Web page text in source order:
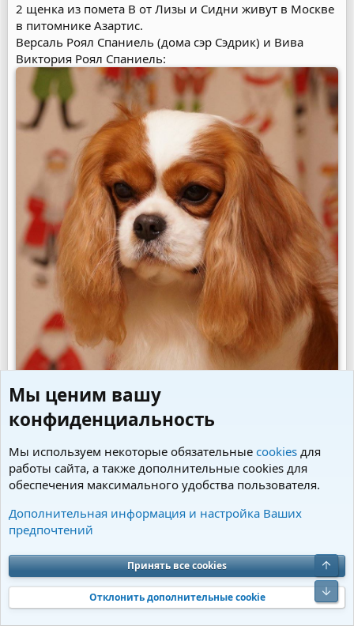
2 щенка из помета В от Лизы и Сидни живут в Москве
в питомнике Азартис.
Версаль Роял Спаниель (дома сэр Сэдрик) и Вива
Виктория Роял Спаниель:
Версаль Роял Спаниель
Мы ценим вашу
конфиденциальность
Мы используем некоторые обязательные cookies для
работы сайта, а также дополнительные cookies для
обеспечения максимального удобства пользователя.
Дополнительная информация и настройка Ваших
предпочтений
Принять все cookies
Отклонить дополнительные cookie